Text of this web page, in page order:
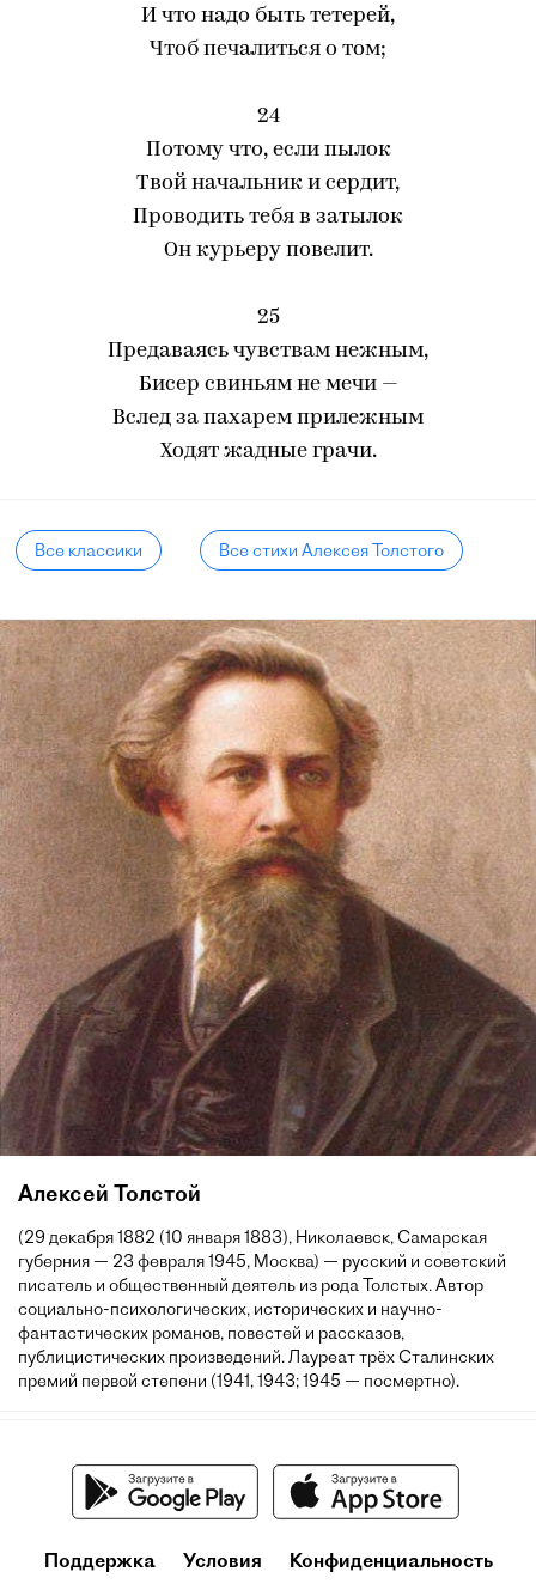
И что надо быть тетерей,
Чтоб печалиться о том;
24
Потому что, если пылок
Твой начальник и сердит,
Проводить тебя в затылок
Он курьеру повелит.
25
Предаваясь чувствам нежным,
Бисер свиньям не мечи —
Вслед за пахарем прилежным
Ходят жадные грачи.
Все классики Все стихи Алексея Толстого
Алексей Толстой
(29 декабря 1882 (10 января 1883), Николаевск, Самарская
губерния — 23 февраля 1945, Москва) — русский и советский
писатель и общественный деятель из рода Толстых. Автор
социально-психологических, исторических и научно-
фантастических романов, повестей и рассказов,
публицистических произведений. Лауреат трёх Сталинских
премий первой степени (1941, 1943; 1945 — посмертно).
Поддержка Условия Конфиденциальность